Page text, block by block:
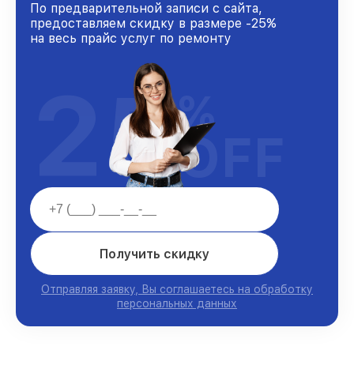
По предварительной записи с сайта,
предоставляем скидку в размере -25%
на весь прайс услуг по ремонту
Получить скидку
Отправляя заявку, Вы соглашаетесь на обработку
персональных данных
25%
OFF